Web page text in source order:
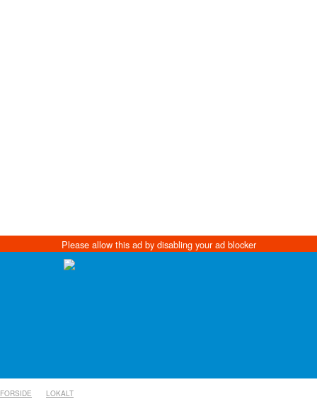
FORSIDE LOKALT